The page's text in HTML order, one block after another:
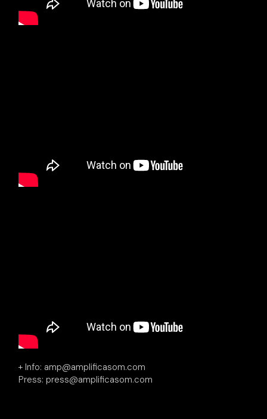
+ Info: amp@amplificasom.com
Press: press@amplificasom.com